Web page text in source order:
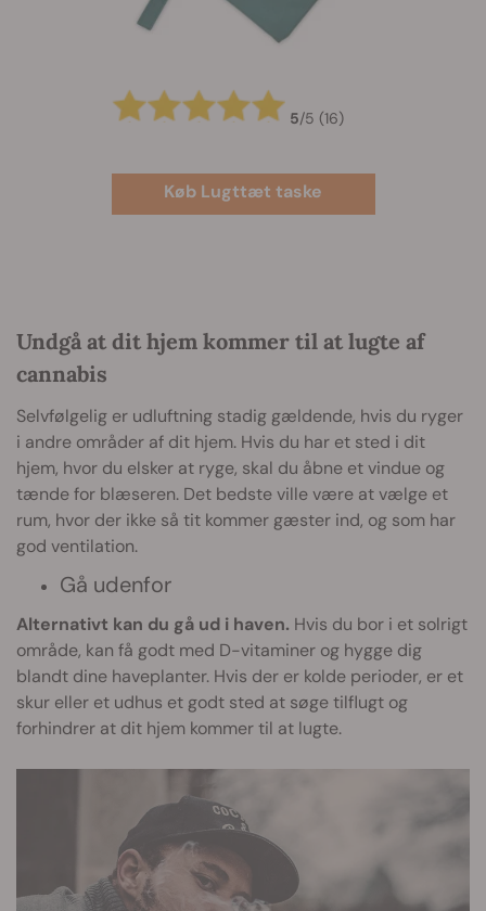
5/5 (16)
Køb Lugttæt taske
Undgå at dit hjem kommer til at lugte af
cannabis
Selvfølgelig er udluftning stadig gældende, hvis du ryger
i andre områder af dit hjem. Hvis du har et sted i dit
hjem, hvor du elsker at ryge, skal du åbne et vindue og
tænde for blæseren. Det bedste ville være at vælge et
rum, hvor der ikke så tit kommer gæster ind, og som har
god ventilation.
Gå udenfor
Alternativt kan du gå ud i haven. Hvis du bor i et solrigt
område, kan få godt med D-vitaminer og hygge dig
blandt dine haveplanter. Hvis der er kolde perioder, er et
skur eller et udhus et godt sted at søge tilflugt og
forhindrer at dit hjem kommer til at lugte.